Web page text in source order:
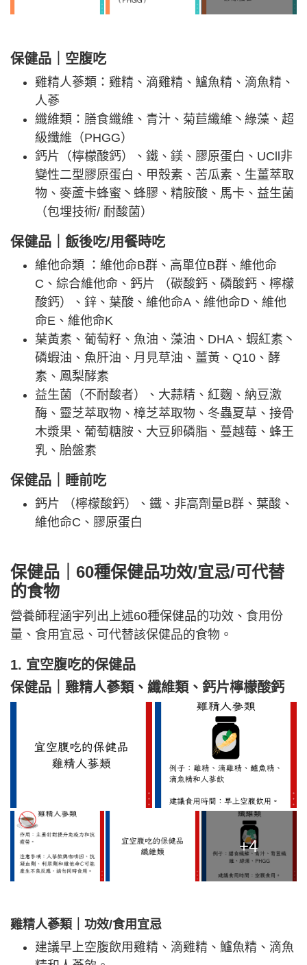
保健品｜空腹吃
雞精人蔘類：雞精、滴雞精、鱸魚精、滴魚精、
人蔘
纖維類：膳食纖維、青汁、菊苣纖維丶綠藻、超
級纖維（PHGG）
鈣片（檸檬酸鈣）、鐵、鎂、膠原蛋白、UCll非
變性二型膠原蛋白、甲殼素、苦瓜素、生薑萃取
物、麥蘆卡蜂蜜丶蜂膠、精胺酸、馬卡、益生菌
（包埋技術/ 耐酸菌）
保健品｜飯後吃/用餐時吃
維他命類 ：維他命B群、高單位B群、維他命
C、綜合維他命、鈣片 （碳酸鈣、磷酸鈣、檸檬
酸鈣）、鋅、葉酸、維他命A、維他命D、維他
命E、維他命K
葉黃素、葡萄籽、魚油、藻油、DHA、蝦紅素丶
磷蝦油、魚肝油、月見草油、薑黃、Q10、酵
素、鳳梨酵素
益生菌（不耐酸者）、大蒜精、紅麴、納豆激
酶、靈芝萃取物、樟芝萃取物、冬蟲夏草、接骨
木漿果、葡萄糖胺、大豆卵磷脂、蔓越莓、蜂王
乳、胎盤素
保健品｜ 睡前吃
鈣片 （檸檬酸鈣）、鐵、非高劑量B群、葉酸、
維他命C、膠原蛋白
保健品｜60種保健品功效/宜忌/可代替
的食物
營養師程涵宇列出上述60種保健品的功效、食用份
量、食用宜忌、可代替該保健品的食物。
1. 宜空腹吃的保健品
保健品｜雞精人蔘類、纖維類、鈣片檸檬酸鈣
+4
雞精人蔘類｜功效/食用宜忌
建議早上空腹飲用雞精、滴雞精、鱸魚精、滴魚